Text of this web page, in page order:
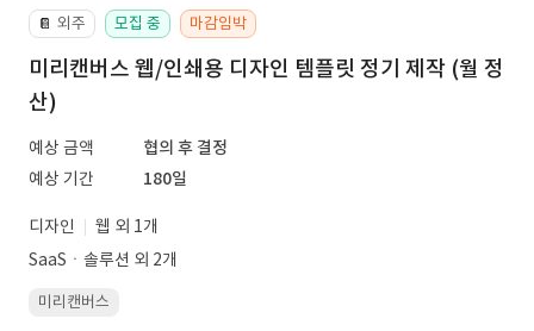
📔 외주 모집 중 마감임박
미리캔버스 웹/인쇄용 디자인 템플릿 정기 제작 (월 정
산)
예상 금액
협의 후 결정
예상 기간
180일
디자인
웹 외 1개
SaaSㆍ솔루션 외 2개
미리캔버스